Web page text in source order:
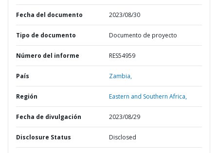
Fecha del documento 2023/08/30
Tipo de documento Documento de proyecto
Número del informe RES54959
País Zambia,
Región Eastern and Southern Africa,
Fecha de divulgación 2023/08/29
Disclosure Status Disclosed